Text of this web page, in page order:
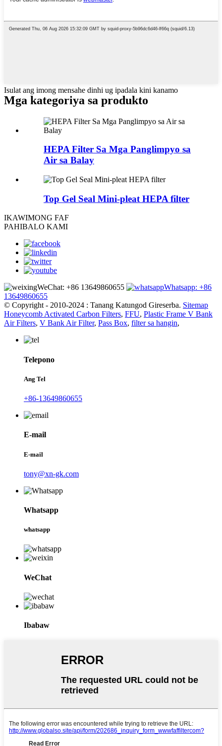
Isulat ang imong mensahe dinhi ug ipadala kini kanamo
Mga kategoriya sa produkto
HEPA Filter Sa Mga Panglimpyo sa
Air sa Balay
Top Gel Seal Mini-pleat HEPA filter
IKAWIMONG FAF
PAHIBALO KAMI
WeChat: +86 13649860655
Whatsapp: +86
13649860655
© Copyright - 2010-2024 : Tanang Katungod Gireserba. Sitemap
Honeycomb Activated Carbon Filters, FFU, Plastic Frame V Bank
Air Filters, V Bank Air Filter, Pass Box, filter sa hangin,
Telepono
Ang Tel
+86-13649860655
E-mail
E-mail
tony@xn-gk.com
Whatsapp
whatsapp
WeChat
Ibabaw